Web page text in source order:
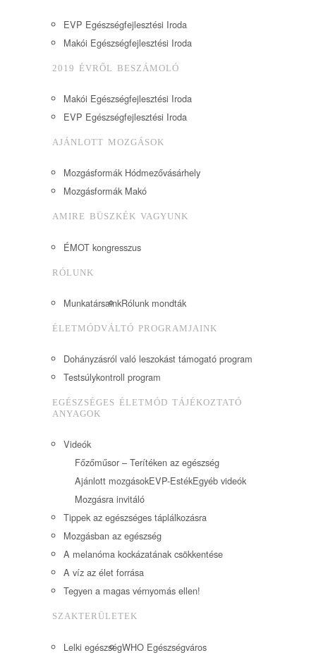
EVP Egészségfejlesztési Iroda
Makói Egészségfejlesztési Iroda
2019 ÉVRŐL BESZÁMOLÓ
Makói Egészségfejlesztési Iroda
EVP Egészségfejlesztési Iroda
AJÁNLOTT MOZGÁSOK
Mozgásformák Hódmezővásárhely
Mozgásformák Makó
AMIRE BÜSZKÉK VAGYUNK
ÉMOT kongresszus
RÓLUNK
MunkatársainkRólunk mondták
ÉLETMÓDVÁLTÓ PROGRAMJAINK
Dohányzásról való leszokást támogató program
Testsúlykontroll program
EGÉSZSÉGES ÉLETMÓD TÁJÉKOZTATÓ
ANYAGOK
Videók
Főzőműsor – Terítéken az egészség
Ajánlott mozgásokEVP-EstékEgyéb videók
Mozgásra invitáló
Tippek az egészséges táplálkozásra
Mozgásban az egészség
A melanóma kockázatának csökkentése
A víz az élet forrása
Tegyen a magas vérnyomás ellen!
SZAKTERÜLETEK
Lelki egészségWHO Egészségváros